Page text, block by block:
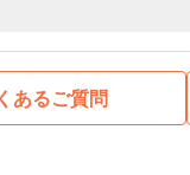
あるご質問